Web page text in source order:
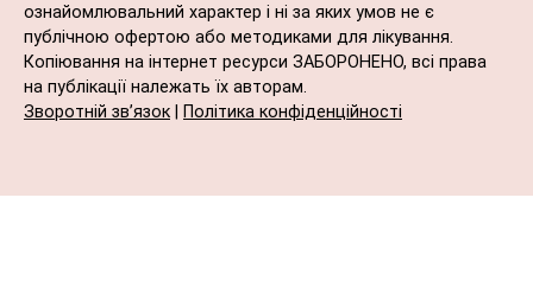
ознайомлювальний характер і ні за яких умов не є
публічною офертою або методиками для лікування.
Копіювання на інтернет ресурси ЗАБОРОНЕНО, всі права
на публікації належать їх авторам.
Зворотній зв’язок
Політика конфіденційності